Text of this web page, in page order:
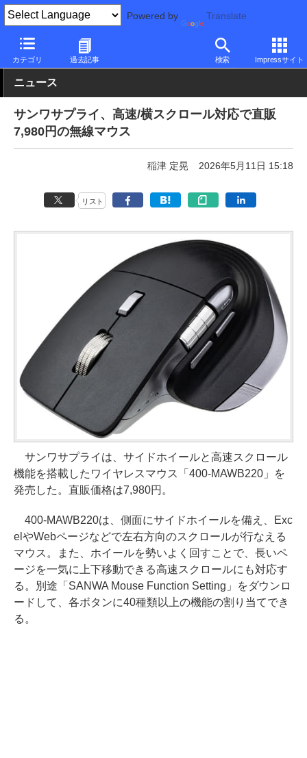
Powered by Translate
カテゴリ 過去記事 検索 Impressサイト
PC Watch 半導体/周辺機器 Bluetooth
ニュース
サンワサプライ、高速/横スクロール対応で直販
7,980円の無線マウス
稲津 定晃 2026年5月11日 15:18
リスト
サンワサプライは、サイドホイールと高速スクロール
機能を搭載したワイヤレスマウス「400-MAWB220」を
発売した。直販価格は7,980円。
400-MAWB220は、側面にサイドホイールを備え、Exc
elやWebページなどで左右方向のスクロールが行なえる
マウス。また、ホイールを勢いよく回すことで、長いペ
ージを一気に上下移動できる高速スクロールにも対応す
る。別途「SANWA Mouse Function Setting」をダウンロ
ードして、各ボタンに40種類以上の機能の割り当てでき
る。